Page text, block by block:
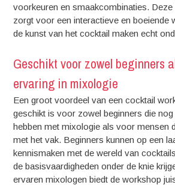
voorkeuren en smaakcombinaties.
zorgt voor een interactieve en boeiende
de kunst van het cocktail maken echt
Geschikt voor zowel beginners
ervaring in mixologie
Een groot voordeel van een cocktail
geschikt is voor zowel beginners die nog
hebben met mixologie als voor mensen
met het vak. Beginners kunnen op een
kennismaken met de wereld van
de basisvaardigheden onder de knie
ervaren mixologen biedt de workshop